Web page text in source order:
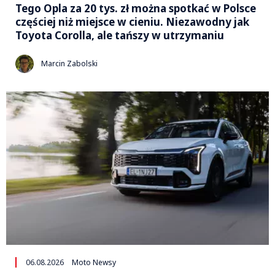
Tego Opla za 20 tys. zł można spotkać w Polsce
częściej niż miejsce w cieniu. Niezawodny jak
Toyota Corolla, ale tańszy w utrzymaniu
Marcin Zabolski
06.08.2026 Moto Newsy